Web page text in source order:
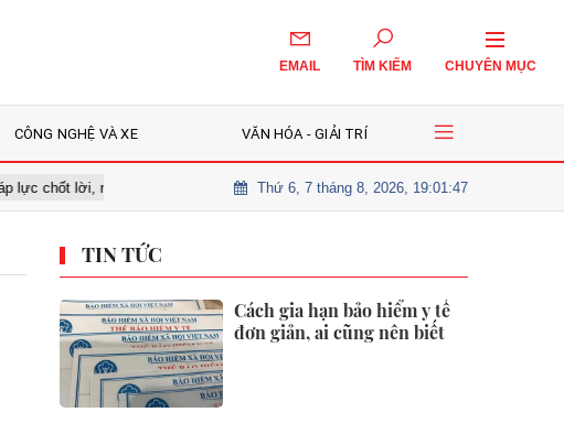
EMAIL TÌM KIẾM CHUYÊN MỤC
CÔNG NGHỆ VÀ XE VĂN HÓA - GIẢI TRÍ
lời, nên chờ nhịp điều chỉnh để giải ngân? Cô gái 26 tuổi tử vong vì nốt
Thứ 6, 7 tháng 8, 2026, 19:01:48
TIN TỨC
Cách gia hạn bảo hiểm y tế
đơn giản, ai cũng nên biết